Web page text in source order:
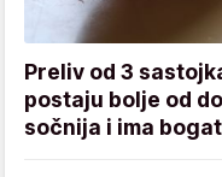
Preliv od 3
postaju bolje od
sočnija i ima